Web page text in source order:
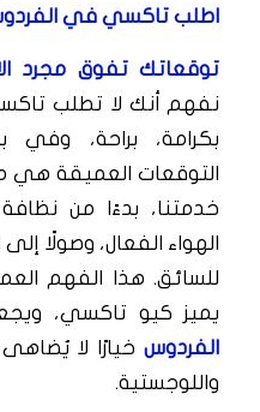
اطلب تاكسي في
توقعاتك تفوق مجرد
نفهم أنك لا تطلب
بكرامة، براحة،
التوقعات العميقة هي
خدمتنا، بدءًا من
الهواء الفعال، وصولًا
للسائق. هذا الفهم
يميز كيو تاكسي،
الفردوسخيارًا لا
واللوجستية.